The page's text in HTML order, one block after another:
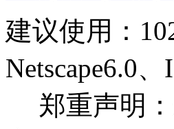
建议使用：
Netscape6.0
郑重声明：